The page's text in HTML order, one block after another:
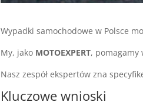
Wypadki samochodowe w Polsce
My, jako MOTOEXPERT,
Nasz zespół ekspertów zna
Kluczowe wnioski